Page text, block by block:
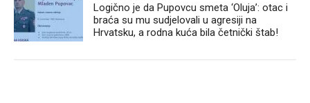
Logično je da Pupovcu smeta ‘Oluja’: otac i
braća su mu sudjelovali u agresiji na
Hrvatsku, a rodna kuća bila četnički štab!